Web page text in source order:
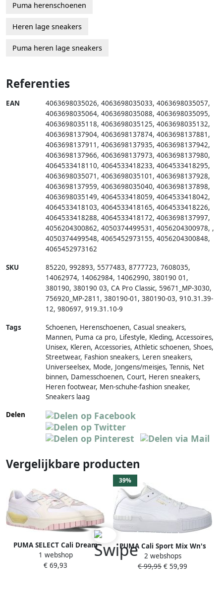
Puma herenschoenen
Heren lage sneakers
Puma heren lage sneakers
Referenties
EAN 4063698035026, 4063698035033, 4063698035057,
4063698035064, 4063698035088, 4063698035095,
4063698035118, 4063698035125, 4063698035132,
4063698137904, 4063698137874, 4063698137881 ,
4063698137911 , 4063698137935, 4063698137942,
4063698137966, 4063698137973, 4063698137980,
4064533418110, 4064533418233, 4064533418295,
4063698035071 , 4063698035101 , 4063698137928,
4063698137959, 4063698035040, 4063698137898,
4063698035149, 4064533418059, 4064533418042,
4064533418103, 4064533418165, 4064533418226,
4064533418288, 4064533418172, 4063698137997,
4056204300862, 4050374499531 , 4056204300978, ,
4050374499548, 4065452973155, 4056204300848,
4065452973162
SKU 85220, 992893, 5577483, 8777723, 7608035,
14062974, 14062984, 14062990, 380190 01 ,
380190, 380190 03, CA Pro Classic, 59671_MP-3030,
756920_MP-2811 , 380190-01 , 380190-03, 910.31.39-
12, 980697, 919.31.10-9
Tags
Schoenen, Herenschoenen, Casual sneakers,
Mannen, Puma ca pro, Lifestyle, Kleding, Accessoires,
Unisex, Kleren, Accessories, Athletic schoenen, Shoes,
Streetwear, Fashion sneakers, Leren sneakers,
Universeelsex, Mode, Jongens/meisjes, Tennis, Net
binnen, Damesschoenen, Court, Heren sneakers,
Heren footwear, Men-schuhe-fashion sneaker,
Sneakers laag
Delen
Vergelijkbare producten
PUMA SELECT Cali Dream
Sneakers Puma White
Marshmallo Dames
1 webshop
€ 69,93
39%
PUMA Cali Sport Mix Wn's
Lage sneakers Leren Sneaker
Dames Wit
2 webshops
€ 99,95 € 59,99